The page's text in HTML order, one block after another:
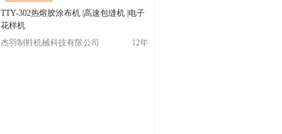
TTY-302热熔胶涂布机 |高速包缝机 |电子
花样机
杰羽制鞋机械科技有限公司
12年